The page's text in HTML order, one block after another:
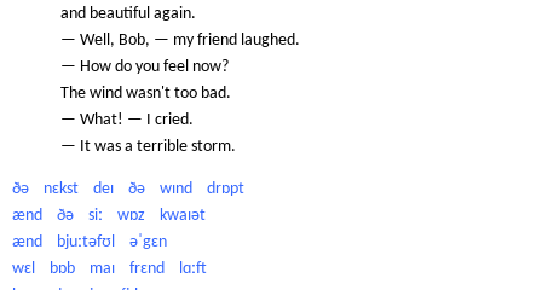
and beautiful again.
— Well, Bob, — my friend laughed.
— How do you feel now?
The wind wasn't too bad.
— What! — I cried.
— It was a terrible storm.
ðə nɛkst deɪ ðə wɪnd drɒpt
ænd ðə siː wɒz kwaɪət
ænd bjuːtəfʊl əˈgɛn
wɛl bɒb maɪ frɛnd lɑːft